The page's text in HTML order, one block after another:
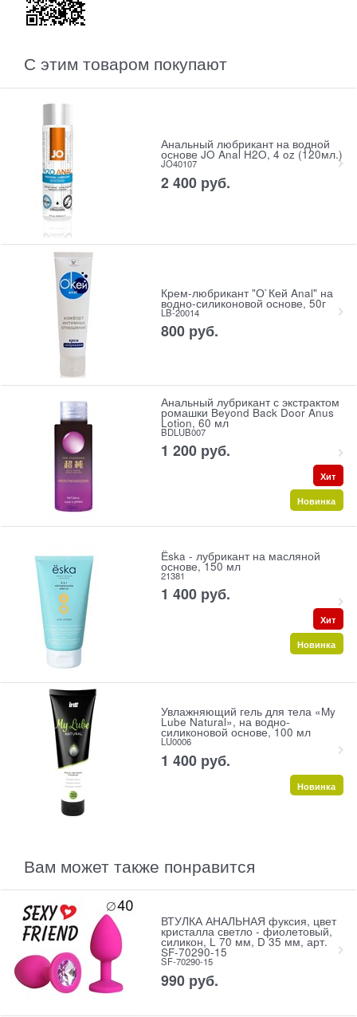
С этим товаром покупают
Анальный любрикант на водной
основе JO Anal H2O, 4 oz (120мл.)
JO40107
2 400 руб.
Крем-любрикант "О`Кей Anal" на
водно-силиконовой основе, 50г
LB-20014
800 руб.
Анальный лубрикант с экстрактом
ромашки Beyond Back Door Anus
Lotion, 60 мл
BDLUB007
1 200 руб.
Хит
Новинка
Ёska - лубрикант на масляной
основе, 150 мл
21381
1 400 руб.
Хит
Новинка
Увлажняющий гель для тела «My
Lube Natural», на водно-
силиконовой основе, 100 мл
LU0006
1 400 руб.
Новинка
Вам может также понравится
ВТУЛКА АНАЛЬНАЯ фуксия, цвет
кристалла светло - фиолетовый,
силикон, L 70 мм, D 35 мм, арт.
SF-70290-15
SF-70290-15
990 руб.